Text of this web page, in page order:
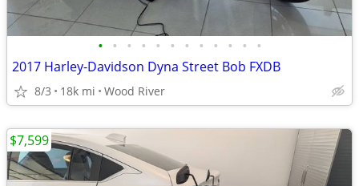
• • • • • • • • • • • •
2017 Harley-Davidson Dyna Street Bob FXDB
8/3 18k mi Wood River
$7,599